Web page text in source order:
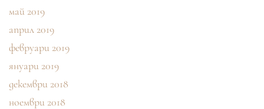
май 2019
април 2019
февруари 2019
януари 2019
декември 2018
ноември 2018